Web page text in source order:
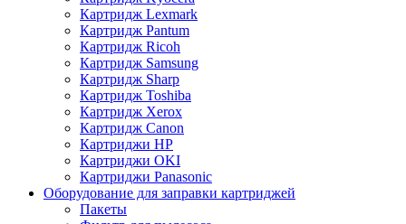
Картридж Lexmark
Картридж Pantum
Картридж Ricoh
Картридж Samsung
Картридж Sharp
Картридж Toshiba
Картридж Xerox
Картридж Сanon
Картриджи HP
Картриджи OKI
Картриджи Panasonic
Оборудование для заправки картриджей
Пакеты